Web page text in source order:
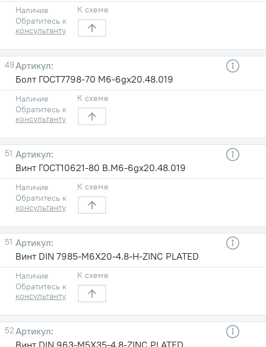
Наличие
Обратитесь к
консультанту
К схеме
49
Болт ГОСТ7798-70 М6-6gх20.48.019
Наличие
Обратитесь к
консультанту
К схеме
51
Винт ГОСТ10621-80 B.M6-6gх20.48.019
Наличие
Обратитесь к
консультанту
К схеме
51
Винт DIN 7985-M6X20-4.8-H-ZINC PLATED
Наличие
Обратитесь к
консультанту
К схеме
52
Винт DIN 963-M5X35-4.8-ZINC PLATED